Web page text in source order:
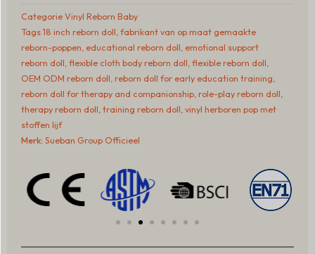
Reborn
Doll
with
Cloth
Body
aantal
CategorieVinyl Reborn Baby
Tags18 inch reborn doll fabrikant van op maat gemaakte
reborn-poppen educational reborn doll emotional support
reborn doll flexible cloth body reborn doll flexible reborn doll
OEM ODM reborn doll reborn doll for early education training
reborn doll for therapy and companionship role-play reborn doll
therapy reborn doll training reborn doll vinyl herboren pop met
stoffen lijf
Merk: Sueban Group Officieel